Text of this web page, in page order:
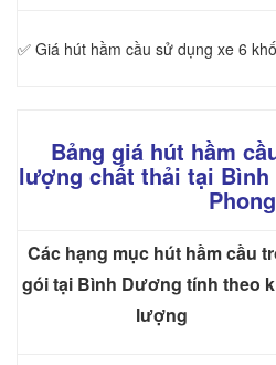
✅ Giá hút hầm cầu sử dụng xe 6
Bảng giá hút hầm
lượng chất thải tại Bình
Phong
Các hạng mục hút hầm cầu
gói tại Bình Dương tính theo
lượng